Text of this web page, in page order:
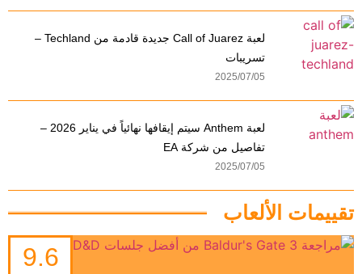
لعبة Call of Juarez جديدة قادمة من Techland –
تسريبات
2025/07/05
لعبة Anthem سيتم إيقافها نهائياً في يناير 2026 –
تفاصيل من شركة EA
2025/07/05
تقييمات الألعاب
9.6